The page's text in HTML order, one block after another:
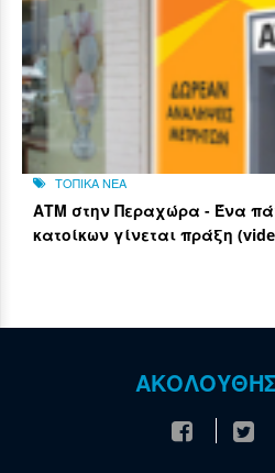
ΤΟΠΙΚΑ ΝΕΑ
ΑΤΜ στην Περαχώρα - Ένα
κατοίκων γίνεται πράξη